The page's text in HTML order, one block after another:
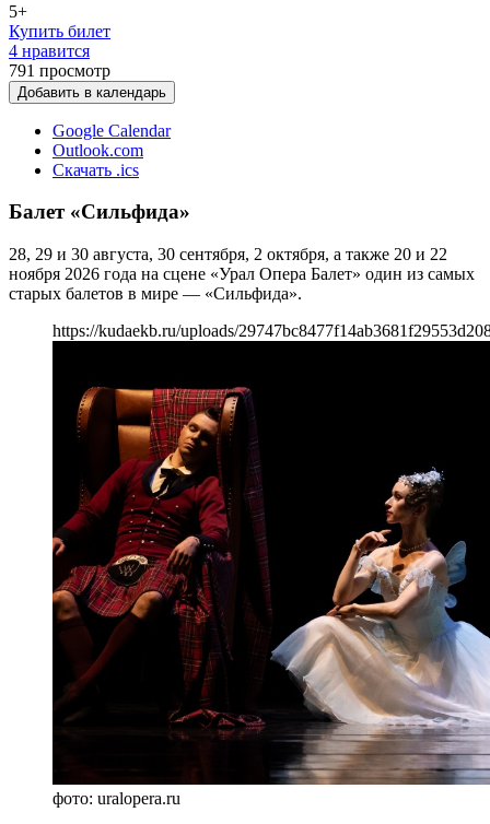
5+
Купить билет
4 нравится
791 просмотр
Добавить в календарь
Google Calendar
Outlook.com
Скачать .ics
Балет «Сильфида»
28, 29 и 30 августа, 30 сентября, 2 октября, а также 20 и 22
ноября 2026 года на сцене «Урал Опера Балет» один из самых
старых балетов в мире — «Сильфида».
https://kudaekb.ru/uploads/
фото: uralopera.ru